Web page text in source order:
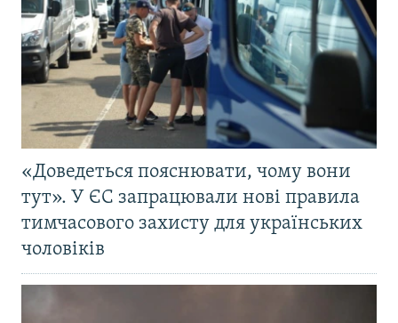
«Доведеться пояснювати, чому вони
тут». У ЄС запрацювали нові правила
тимчасового захисту для українських
чоловіків